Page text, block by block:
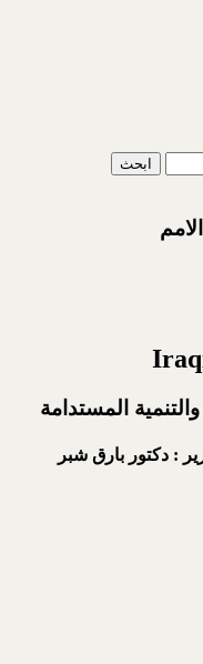
المستدامة
: دكتور بارق شبر